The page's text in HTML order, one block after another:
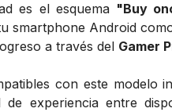
es el esquema "Buy
smartphone Android
a través del Gamer
con este modelo
de experiencia entre